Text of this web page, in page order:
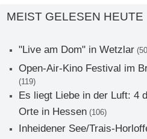
MEIST GELESEN HEUTE
"Live am Dom" in Wetzlar
Open-Air-Kino Festival im
(119)
Es liegt Liebe in der Luft: 4
Orte in Hessen (106)
Inheidener See/Trais-